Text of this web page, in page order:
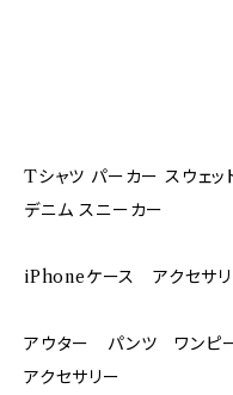
Tシャツ パーカー スウェッ
デニム スニーカー
iPhoneケース アクセサ
アウター パンツ ワン
アクセサリー